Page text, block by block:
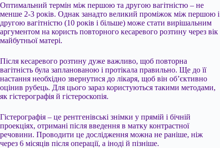
Оптимальний термін між першою та другою вагітністю – не
менше 2-3 років. Однак занадто великий проміжок між першою і
другою вагітністю (10 років і більше) може стати вирішальним
аргументом на користь повторного кесаревого розтину через вік
майбутньої матері.
Після кесаревого розтину дуже важливо, щоб повторна
вагітність була запланованою і протікала правильно. Ще до її
настання необхідно звернутися до лікаря, щоб він об’єктивно
оцінив рубець. Для цього зараз користуються такими методами,
як гістерографія й гістероскопія.
Гістерографія – це рентгенівські знімки у прямій і бічній
проекціях, отримані після введення в матку контрастної
речовини. Проводити це дослідження можна не раніше, ніж
через 6 місяців після операції, а іноді й пізніше.